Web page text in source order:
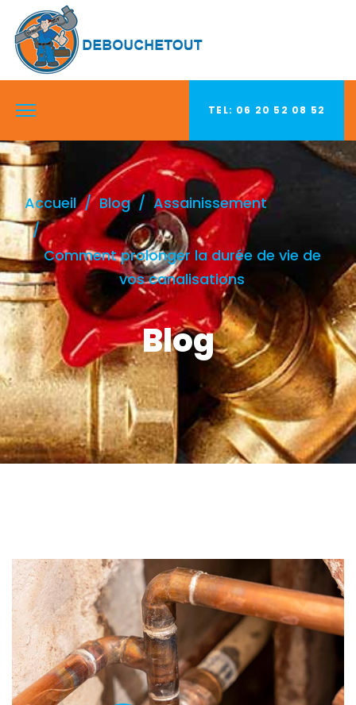
TEL: 06 20 52 08 52
Blog
Accueil Blog Assainissement
Comment prolonger la durée de vie de
vos canalisations